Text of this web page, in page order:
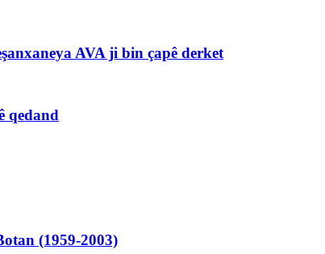
AVA ji bin çapê derket
qedand
(1959-2003)